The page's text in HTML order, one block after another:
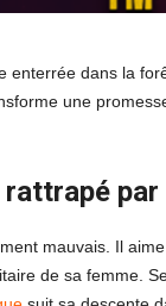
dans la
une
mauvais. Il
de sa femme.